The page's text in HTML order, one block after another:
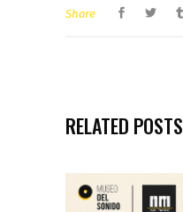
Share
RELATED POSTS